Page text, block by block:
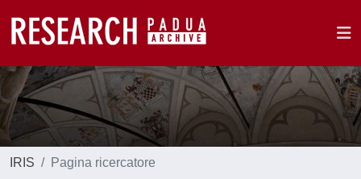
IRIS Pagina ricercatore